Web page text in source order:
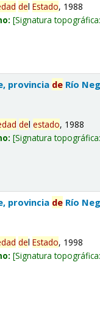
delEstado, 1988
Signatura
provincia de Río
delestado, 1988
Signatura
provincia de Río
delEstado, 1998
Signatura